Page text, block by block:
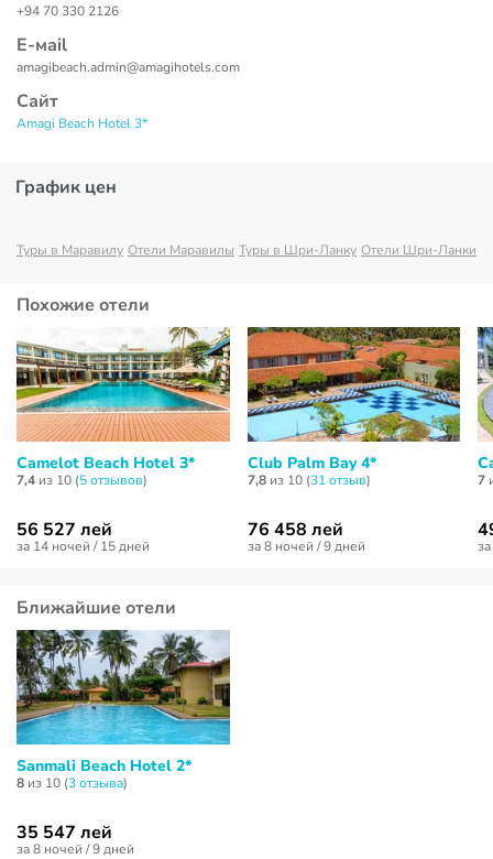
+94 70 330 2126
Е-маil
amagibeach.admin@amagihotels.com
Сайт
Amagi Beach Hotel 3*
График цен
Туры в Маравилу Отели Маравилы Туры в Шри-Ланку Отели Шри-Ланки
Похожие отели
Camelot Beach Hotel 3*
7,4 из 10 (5 отзывов)
56 527 лей
за 14 ночей / 15 дней
Club Palm Bay 4*
7,8из 10 (31 отзыв)
76 458 лей
за 8 ночей / 9 дней
7
Ближайшие отели
Sanmali Beach Hotel 2*
8 из 10 (3 отзывa)
35 547 лей
за 8 ночей / 9 дней